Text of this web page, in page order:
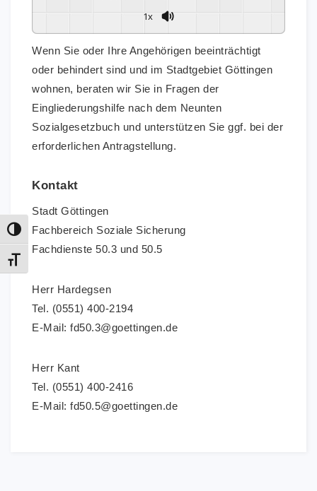
Umschalten auf hohe Kontraste
Schrift vergrößern
1x
Wenn Sie oder Ihre Angehörigen beeinträchtigt
oder behindert sind und im Stadtgebiet Göttingen
wohnen, beraten wir Sie in Fragen der
Eingliederungshilfe nach dem Neunten
Sozialgesetzbuch und unterstützen Sie ggf. bei der
erforderlichen Antragstellung.
Kontakt
Stadt Göttingen
Fachbereich Soziale Sicherung
Fachdienste 50.3 und 50.5
Herr Hardegsen
Tel. (0551) 400-2194
E-Mail: fd50.3@goettingen.de
Herr Kant
Tel. (0551) 400-2416
E-Mail: fd50.5@goettingen.de